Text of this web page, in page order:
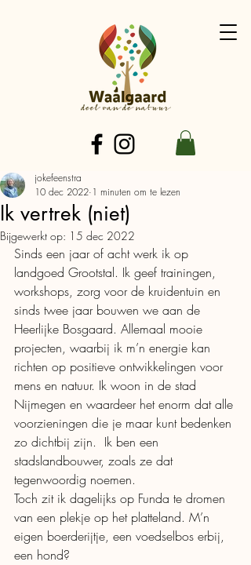
Ik vertrek (niet)
jokefeenstra
10 dec 2022 1 minuten om te lezen
Bijgewerkt op: 15 dec 2022
Sinds een jaar of acht werk ik op
landgoed Grootstal. Ik geef trainingen,
workshops, zorg voor de kruidentuin en
sinds twee jaar bouwen we aan de
Heerlijke Bosgaard. Allemaal mooie
projecten, waarbij ik m’n energie kan
richten op positieve ontwikkelingen voor
mens en natuur. Ik woon in de stad
Nijmegen en waardeer het enorm dat alle
voorzieningen die je maar kunt bedenken
zo dichtbij zijn.  Ik ben een
stadslandbouwer, zoals ze dat
tegenwoordig noemen.
Toch zit ik dagelijks op Funda te dromen
van een plekje op het platteland. M’n
eigen boerderijtje, een voedselbos erbij,
een hond?